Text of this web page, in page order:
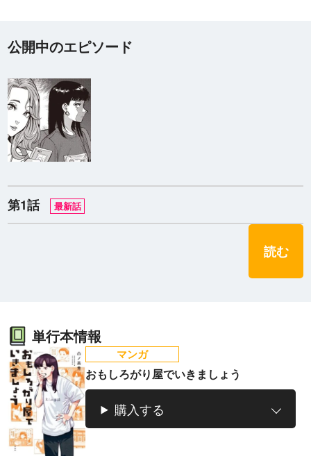
魔法少女育成計
画
2026年秋、TVアニメ
『魔法少女育成計画
restart』放送決定！
こゆれて
太刀掛秀子の名作が
紙で復刊！
タジー、最終第10巻
好評発売中！
公開中のエピソード
第1話 最新話
読む
単行本情報
マンガ
おもしろがり屋でいきましょう
購入する